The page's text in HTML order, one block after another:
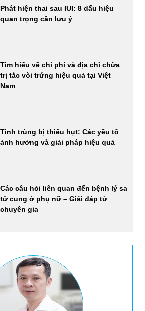
Phát hiện thai sau IUI: 8 dấu hiệu
quan trọng cần lưu ý
Tìm hiểu về chi phí và địa chỉ chữa
trị tắc vòi trứng hiệu quả tại Việt
Nam
Tinh trùng bị thiếu hụt: Các yếu tố
ảnh hưởng và giải pháp hiệu quả
Các câu hỏi liên quan đến bệnh lý sa
tử cung ở phụ nữ – Giải đáp từ
chuyên gia